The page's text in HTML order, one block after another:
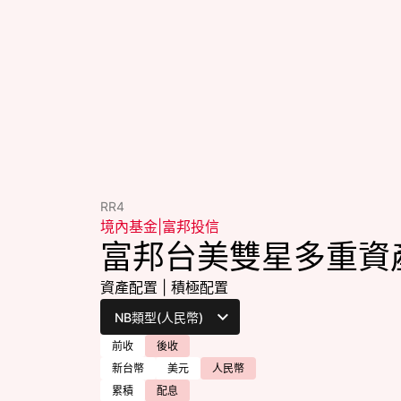
RR4
境內基金 富邦投信
富邦台美雙星多重資
資產配置 積極配置
前收
後收
新台幣
美元
人民幣
累積
配息